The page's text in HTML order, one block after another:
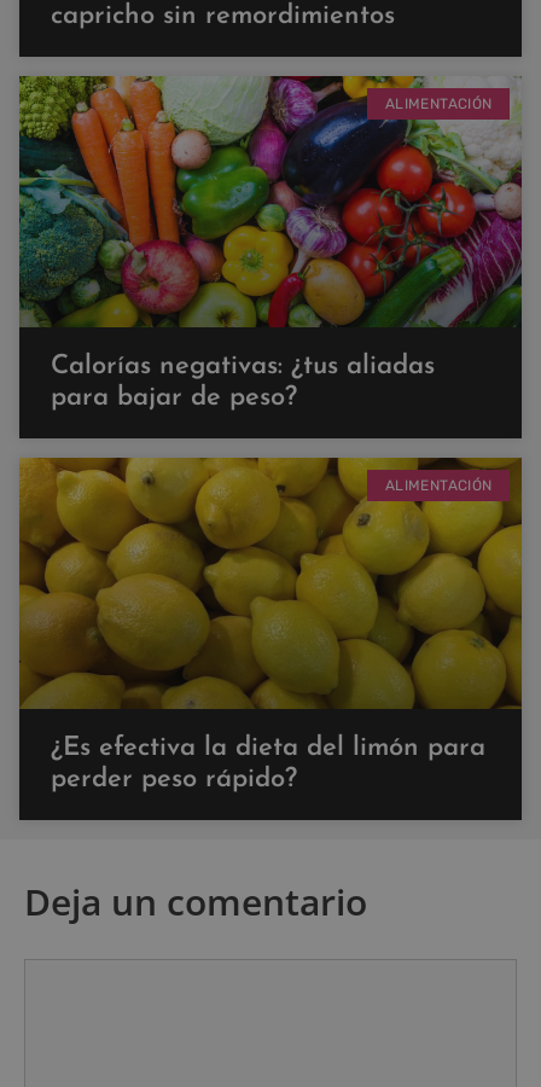
capricho sin remordimientos
ALIMENTACIÓN
Calorías negativas: ¿tus aliadas
para bajar de peso?
ALIMENTACIÓN
¿Es efectiva la dieta del limón para
perder peso rápido?
Deja un comentario